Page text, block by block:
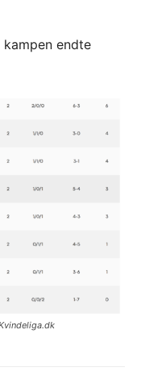
endte